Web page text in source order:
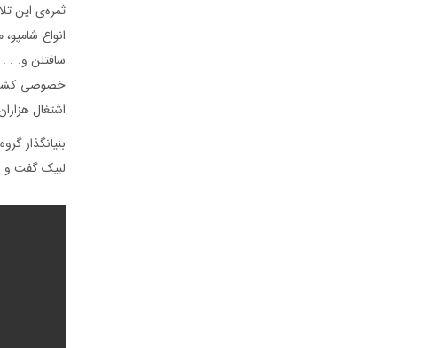
انواع
سافتلن و. .
اشتغال
لبیک گفت و